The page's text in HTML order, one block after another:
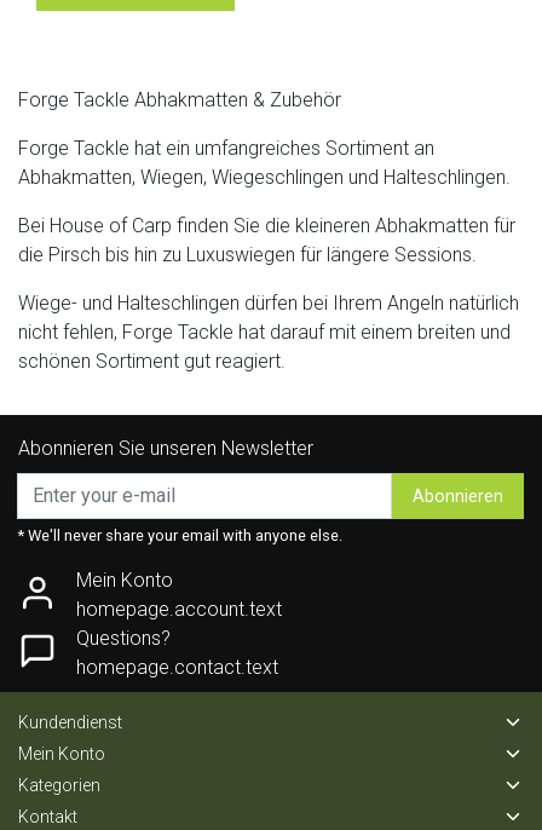
Forge Tackle Abhakmatten & Zubehör
Forge Tackle hat ein umfangreiches Sortiment an
Abhakmatten, Wiegen, Wiegeschlingen und Halteschlingen.
Bei House of Carp finden Sie die kleineren Abhakmatten für
die Pirsch bis hin zu Luxuswiegen für längere Sessions.
Wiege- und Halteschlingen dürfen bei Ihrem Angeln natürlich
nicht fehlen, Forge Tackle hat darauf mit einem breiten und
schönen Sortiment gut reagiert.
Abonnieren Sie unseren Newsletter
Abonnieren
* We'll never share your email with anyone else.
Mein Konto
homepage.account.text
Questions?
homepage.contact.text
Kundendienst
Mein Konto
Kategorien
Kontakt